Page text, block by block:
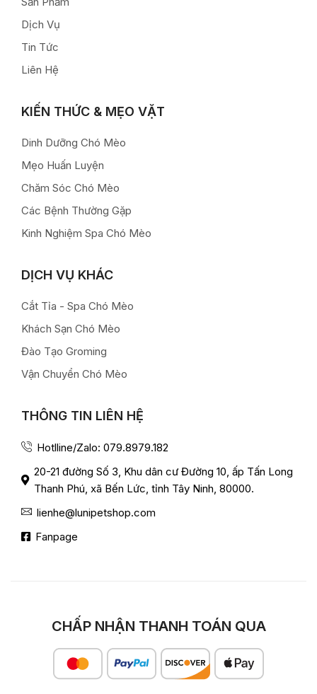
Dịch Vụ
Tin Tức
Liên Hệ
KIẾN THỨC & MẸO VẶT
Dinh Dưỡng Chó Mèo
Mẹo Huấn Luyện
Chăm Sóc Chó Mèo
Các Bệnh Thường Gặp
Kinh Nghiệm Spa Chó Mèo
DỊCH VỤ KHÁC
Cắt Tỉa - Spa Chó Mèo
Khách Sạn Chó Mèo
Đào Tạo Groming
Vận Chuyển Chó Mèo
THÔNG TIN LIÊN HỆ
Hotlline/Zalo: 079.8979.182
20-21 đường Số 3, Khu dân cư Đường 10, ấp Tấn Long
Thanh Phú, xã Bến Lức, tỉnh Tây Ninh, 80000.
lienhe@lunipetshop.com
Fanpage
CHẤP NHẬN THANH TOÁN QUA